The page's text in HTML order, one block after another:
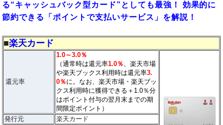
る“キャッシュバック型カード”としても最強！ 効果的に
節約できる「ポイントで支払いサービス」を解説！
■楽天カード
還元率
1.0～3.0％
（通常時は還元率1.0％、楽天市場
や楽天ブックス利用時は還元率3.
0％に。なお、楽天市場・楽天ブッ
クス利用時に獲得できる＋1.0％分
はポイント付与の翌月末までの期
間限定ポイント）
発行元
楽天カード